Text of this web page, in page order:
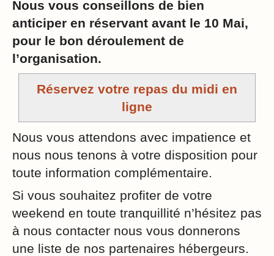
Nous vous conseillons de bien
anticiper en réservant avant le 10 Mai,
pour le bon déroulement de
l’organisation.
Réservez votre repas du midi en
ligne
Nous vous attendons avec impatience et
nous nous tenons à votre disposition pour
toute information complémentaire.
Si vous souhaitez profiter de votre
weekend en toute tranquillité n’hésitez pas
à nous contacter nous vous donnerons
une liste de nos partenaires hébergeurs.